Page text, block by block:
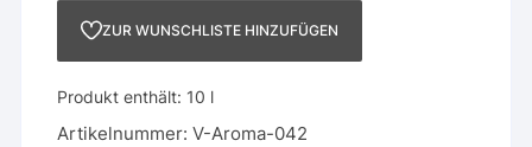
ZUR WUNSCHLISTE HINZUFÜGEN
Produkt enthält: 10 l
Artikelnummer:V-Aroma-042